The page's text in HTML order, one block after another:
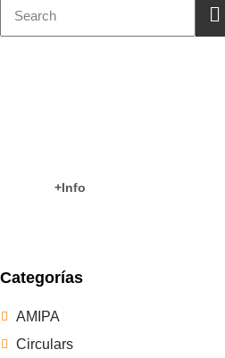
+Info
Categorías
AMIPA
Circulars